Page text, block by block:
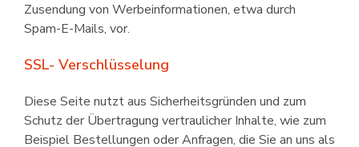
Zusendung von Werbeinformationen, etwa durch
Spam-E-Mails, vor.
SSL- Verschlüsselung
Diese Seite nutzt aus Sicherheits­gründen und zum
Schutz der Übertragung vertraulicher Inhalte, wie zum
Beispiel Bestellungen oder Anfragen, die Sie an uns als